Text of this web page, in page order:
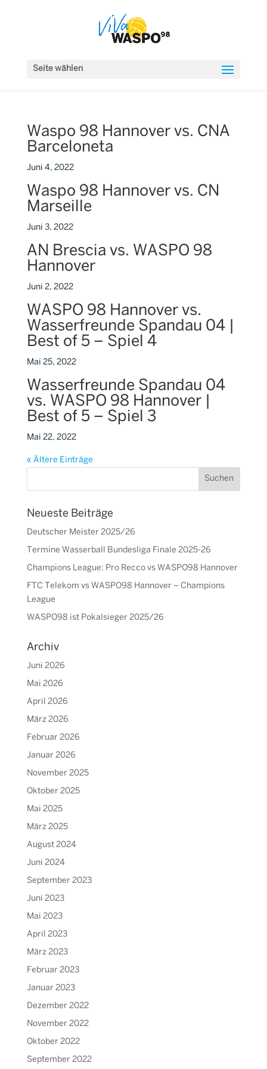
Seite wählen
Waspo 98 Hannover vs. CNA
Barceloneta
Juni 4, 2022
Waspo 98 Hannover vs. CN
Marseille
Juni 3, 2022
AN Brescia vs. WASPO 98
Hannover
Juni 2, 2022
WASPO 98 Hannover vs.
Wasserfreunde Spandau 04 |
Best of 5 – Spiel 4
Mai 25, 2022
Wasserfreunde Spandau 04
vs. WASPO 98 Hannover |
Best of 5 – Spiel 3
Mai 22, 2022
« Ältere Einträge
Neueste Beiträge
Deutscher Meister 2025/26
Termine Wasserball Bundesliga Finale 2025-26
Champions League: Pro Recco vs WASPO98 Hannover
FTC Telekom vs WASPO98 Hannover – Champions
League
WASPO98 ist Pokalsieger 2025/26
Archiv
Juni 2026
Mai 2026
April 2026
März 2026
Februar 2026
Januar 2026
November 2025
Oktober 2025
Mai 2025
März 2025
August 2024
Juni 2024
September 2023
Juni 2023
Mai 2023
April 2023
März 2023
Februar 2023
Januar 2023
Dezember 2022
November 2022
Oktober 2022
September 2022